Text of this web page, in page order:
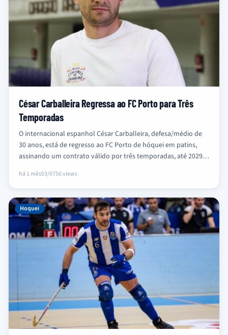
César Carballeira Regressa ao FC Porto para Três
Temporadas
O internacional espanhol César Carballeira, defesa/médio de
30 anos, está de regresso ao FC Porto de hóquei em patins,
assinando um contrato válido por três temporadas, até 2029.
há 1 mês03/0756 views
Hoquei